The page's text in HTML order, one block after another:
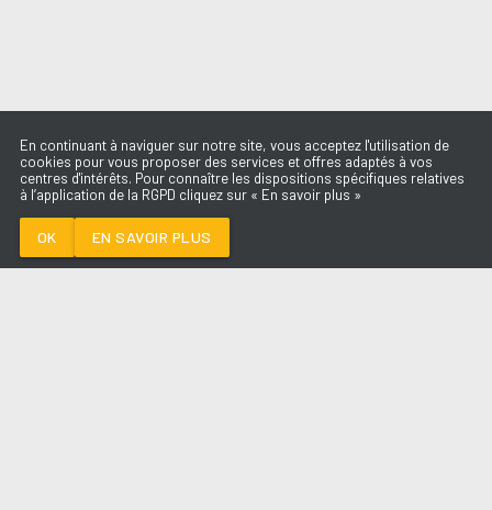
AIN'T NO OTHER
En continuant à naviguer sur notre site, vous acceptez l'utilisation de
cookies pour vous proposer des services et offres adaptés à vos
centres d'intérêts. Pour connaître les dispositions spécifiques relatives
à l’application de la RGPD cliquez sur « En savoir plus »
OK EN SAVOIR PLUS